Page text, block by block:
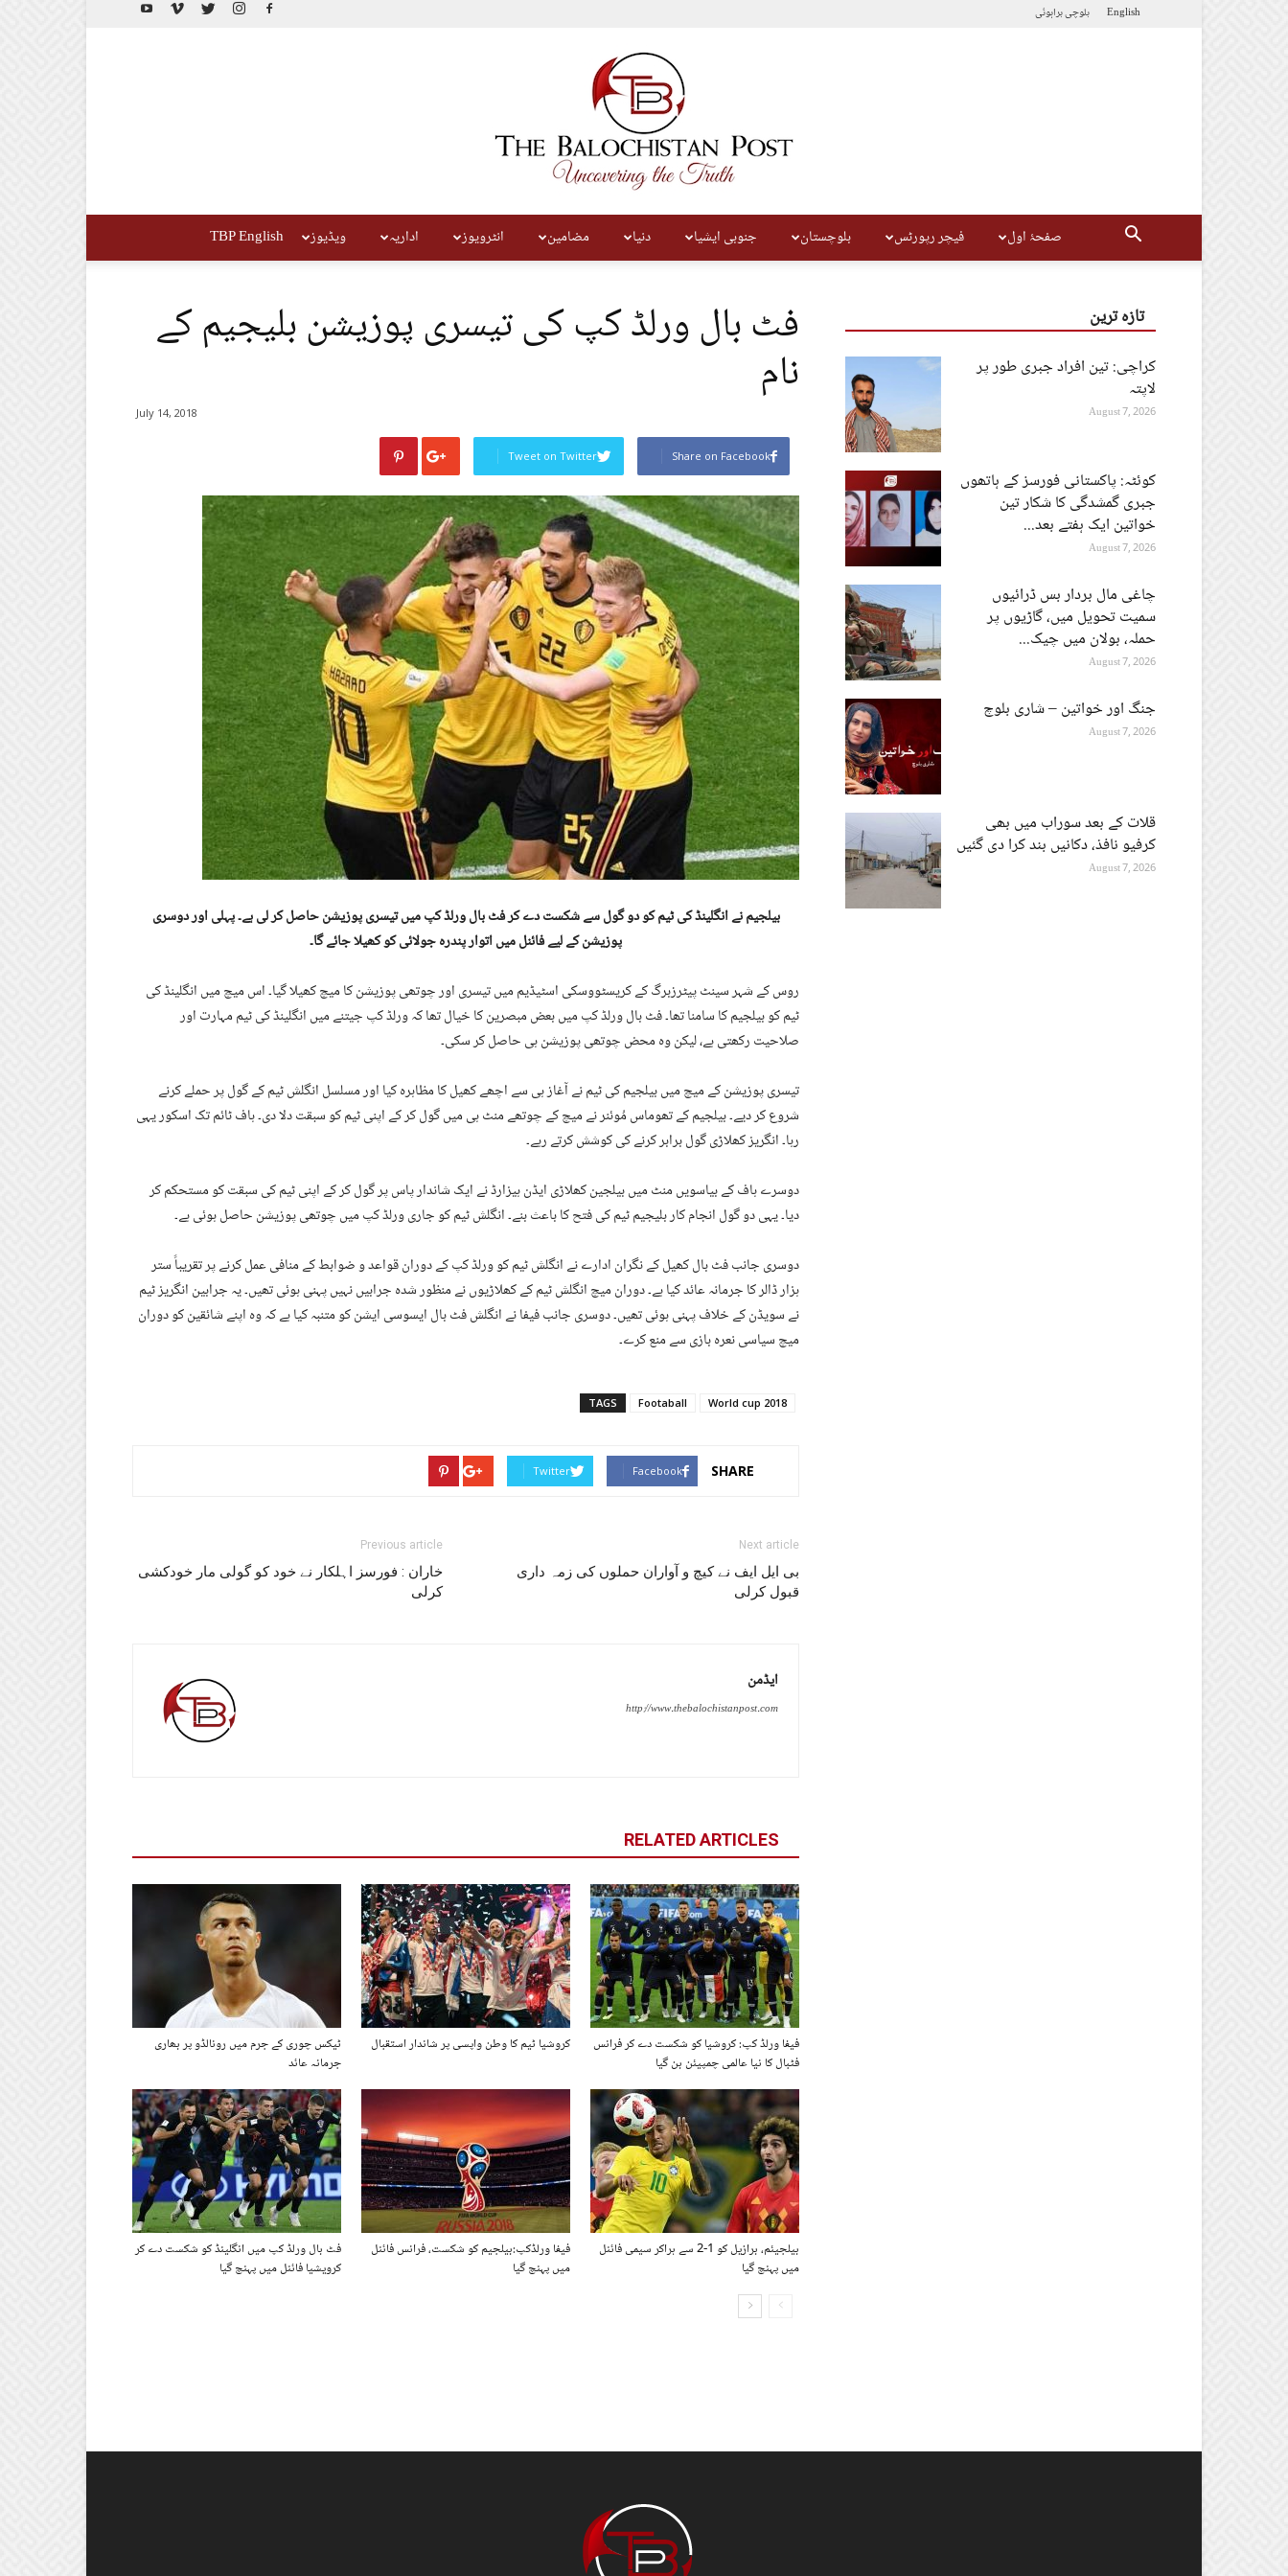
English بلوچیبراہوئی
Post
صفحۂ اول فیچر رپورٹس بلوچستان جنوبی ایشیا دنیا مضامین انٹرویوز اداریہ ویڈیوز TBP English
فٹ بال ورلڈ کپ کی تیسری پوزیشن بلیجیم کے
نام
July 14, 2018
Share on Facebook
Tweet on Twitter
بیلجیم نے انگلینڈ کی ٹیم کو دو گول سے شکست دے کر فٹ بال ورلڈ کپ میں تیسری پوزیشن حاصل کر لی ہے۔ پہلی اور دوسری
پوزیشن کے لیے فائنل میں اتوار پندرہ جولائی کو کھیلا جائے گا۔
روس کے شہر سینٹ پیٹرزبرگ کے کریسٹووسکی اسٹیڈیم میں تیسری اور چوتھی پوزیشن کا میچ کھیلا گیا۔ اس میچ میں انگلینڈ کی
ٹیم کو بیلجیم کا سامنا تھا۔ فٹ بال ورلڈ کپ میں بعض مبصرین کا خیال تھا کہ ورلڈ کپ جیتنے میں انگلینڈ کی ٹیم مہارت اور
صلاحیت رکھتی ہے، لیکن وہ محض چوتھی پوزیشن ہی حاصل کر سکی۔
تیسری پوزیشن کے میچ میں بیلجیم کی ٹیم نے آغاز ہی سے اچھے کھیل کا مظاہرہ کیا اور مسلسل انگلش ٹیم کے گول پر حملے کرنے
شروع کر دیے۔ بیلجیم کے تھوماس مُوئنر نے میچ کے چوتھے منٹ ہی میں گول کر کے اپنی ٹیم کو سبقت دلا دی۔ ہاف ٹائم تک اسکور یہی
رہا۔ انگریز کھلاڑی گول برابر کرنے کی کوشش کرتے رہے۔
دوسرے ہاف کے بیاسویں منٹ میں بیلجین کھلاڑی ایڈن ہیزارڈ نے ایک شاندار پاس پر گول کر کے اپنی ٹیم کی سبقت کو مستحکم کر
دیا۔ یہی دو گول انجام کار بلیجیم ٹیم کی فتح کا باعث بنے۔ انگلش ٹیم کو جاری ورلڈ کپ میں چوتھی پوزیشن حاصل ہوئی ہے۔
دوسری جانب فٹ بال کھیل کے نگران ادارے نے انگلش ٹیم کو ورلڈ کپ کے دوران قواعد و ضوابط کے منافی عمل کرنے پر تقریباً ستر
ہزار ڈالر کا جرمانہ عائد کیا ہے۔ دوران میچ انگلش ٹیم کے کھلاڑیوں نے منظور شدہ جرابیں نہیں پہنی ہوئی تھیں۔ یہ جرابین انگریز ٹیم
نے سویڈن کے خلاف پہنی ہوئی تھیں۔ دوسری جانب فیفا نے انگلش فٹ بال ایسوسی ایشن کو متنبہ کیا ہے کہ وہ اپنے شائقین کو دوران
میچ سیاسی نعرہ بازی سے منع کرے۔
TAGS Footaball World cup 2018
SHARE
Facebook
Twitter
Previous article
خاران : فورسز اہلکار نے خود کو گولی مار خودکشی
کرلی
Next article
بی ایل ایف نے کیچ و آواران حملوں کی زمہ داری
قبول کرلی
ایڈمن
http://www.thebalochistanpost.com
RELATED ARTICLES
ٹیکس چوری کے جرم میں رونالڈو پر بھاری
جرمانہ عائد
کروشیا ٹیم کا وطن واپسی پر شاندار استقبال
فیفا ورلڈ کپ: کروشیا کو شکست دے کر فرانس
فٹبال کا نیا عالمی چمپیئن بن گیا
فٹ بال ورلڈ کپ میں انگلینڈ کو شکست دے کر
کرویشیا فائنل میں پہنچ گیا
فیفا ورلڈکپ:بیلجیم کو شکست، فرانس فائنل
میں پہنچ گیا
بیلجیئم، برازیل کو 1-2 سے ہراکر سیمی فائنل
میں پہنچ گیا
تازہ ترین
کراچی: تین افراد جبری طور پر
لاپتہ
August 7, 2026
کوئٹہ: پاکستانی فورسز کے ہاتھوں
جبری گمشدگی کا شکار تین
خواتین ایک ہفتے بعد...
August 7, 2026
چاغی مال بردار بس ڈرائیوں
سمیت تحویل میں، گاڑیوں پر
حملہ، بولان میں چیک...
August 7, 2026
جنگ اور خواتین – شاری بلوچ
August 7, 2026
قلات کے بعد سوراب میں بھی
کرفیو نافذ، دکانیں بند کرا دی گئیں
August 7, 2026